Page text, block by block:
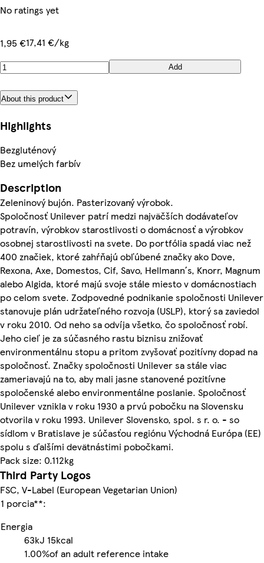
No ratings yet
1,95 €17,41 €/kg
Add
About this product
Highlights
Bezgluténový
Bez umelých farbív
Description
Zeleninový bujón. Pasterizovaný výrobok.
Spoločnosť Unilever patrí medzi najväčších dodávateľov
potravín, výrobkov starostlivosti o domácnosť a výrobkov
osobnej starostlivosti na svete. Do portfólia spadá viac než
400 značiek, ktoré zahŕňajú obľúbené značky ako Dove,
Rexona, Axe, Domestos, Cif, Savo, Hellmann´s, Knorr, Magnum
alebo Algida, ktoré majú svoje stále miesto v domácnostiach
po celom svete. Zodpovedné podnikanie spoločnosti Unilever
stanovuje plán udržateľného rozvoja (USLP), ktorý sa zaviedol
v roku 2010. Od neho sa odvíja všetko, čo spoločnosť robí.
Jeho cieľ je za súčasného rastu biznisu znižovať
environmentálnu stopu a pritom zvyšovať pozitívny dopad na
spoločnosť. Značky spoločnosti Unilever sa stále viac
zameriavajú na to, aby mali jasne stanovené pozitívne
spoločenské alebo environmentálne poslanie. Spoločnosť
Unilever vznikla v roku 1930 a prvú pobočku na Slovensku
otvorila v roku 1993. Unilever Slovensko, spol. s r. o. - so
sídlom v Bratislave je súčasťou regiónu Východná Európa (EE)
spolu s ďalšími devätnástimi pobočkami.
Pack size: 0.112kg
Third Party Logos
FSC, V-Label (European Vegetarian Union)
1 porcia**:
Energia
63kJ 15kcal
1.00%of an adult reference intake